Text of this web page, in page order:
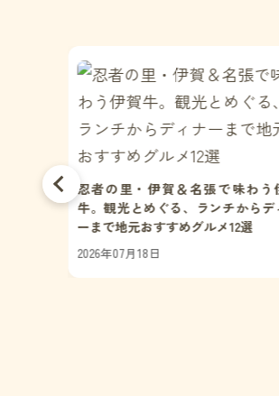
巡りお
忍者の里・伊賀＆名張で味わう
牛。観光とめぐる、ランチからデ
ーまで地元おすすめグルメ12選
2026年07月18日